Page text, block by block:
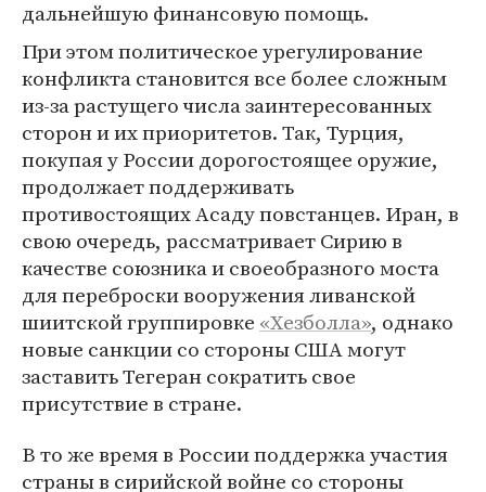
дальнейшую финансовую помощь.
При этом политическое урегулирование
конфликта становится все более сложным
из-за растущего числа заинтересованных
сторон и их приоритетов. Так, Турция,
покупая у России дорогостоящее оружие,
продолжает поддерживать
противостоящих Асаду повстанцев. Иран, в
свою очередь, рассматривает Сирию в
качестве союзника и своеобразного моста
для переброски вооружения ливанской
шиитской группировке «Хезболла», однако
новые санкции со стороны США могут
заставить Тегеран сократить свое
присутствие в стране.
В то же время в России поддержка участия
страны в сирийской войне со стороны